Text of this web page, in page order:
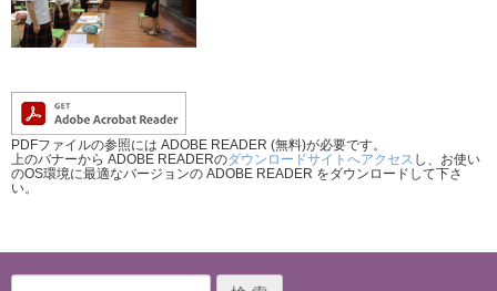
PDFファイルの参照には ADOBE READER (無料)が必要です。
上のバナーから ADOBE READERのダウンロードサイトへアクセス し、お使い
のOS環境に最適なバージョンの ADOBE READER をダウンロードして下さ
い。